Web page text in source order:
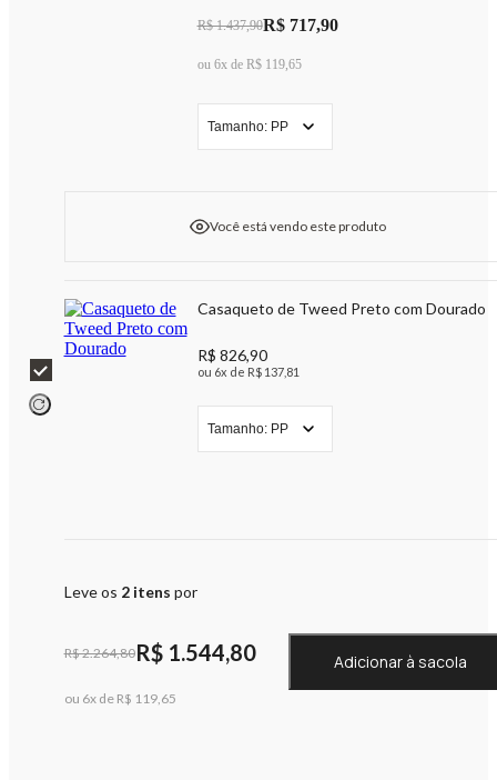
Você está vendo este produto
R$ 1.437,90R$ 717,90
ou 6x de R$ 119,65
Tamanho: PP
Casaqueto de Tweed Preto com Dourado
R$ 826,90
ou 6x de R$ 137,81
Tamanho: PP
Leve os 2itens por
R$ 2.264,80R$ 1.544,80
ou 6x de R$ 119,65
Adicionar à sacola